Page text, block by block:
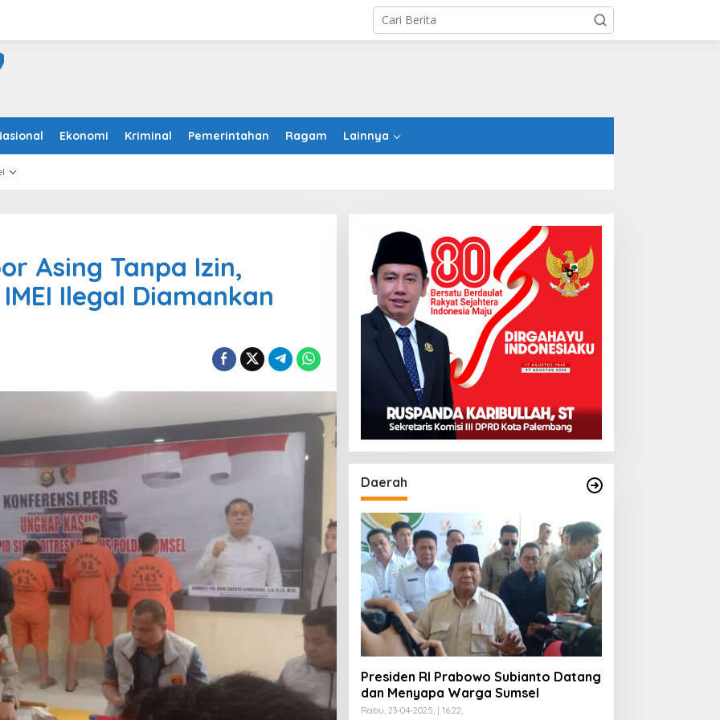
Ekonomi Kriminal Pemerintahan Ragam Lainnya
Asing Tanpa Izin,
Ilegal Diamankan
Daerah
Presiden RI Prabowo Subianto Datang
dan Menyapa Warga Sumsel
Rabu, 23-04-2025, | 16:22,